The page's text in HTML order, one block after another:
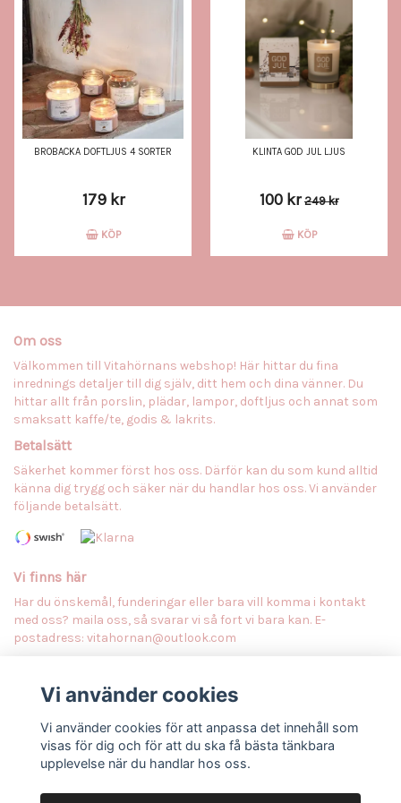
BROBACKA DOFTLJUS 4 SORTER
179 kr
KÖP
KLINTA GOD JUL LJUS
100 kr249 kr
KÖP
Om oss
Välkommen till Vitahörnans webshop! Här hittar du fina
inrednings detaljer till dig själv, ditt hem och dina vänner. Du
hittar allt från porslin, plädar, lampor, doftljus och annat som
smaksatt kaffe/te, godis & lakrits.
Betalsätt
Säkerhet kommer först hos oss. Därför kan du som kund alltid
känna dig trygg och säker när du handlar hos oss. Vi använder
följande betalsätt.
Vi finns här
Har du önskemål, funderingar eller bara vill komma i kontakt
med oss? maila oss, så svarar vi så fort vi bara kan. E-
postadress: vitahornan@outlook.com
Anmäl dig till vårt nyhetsbrev
Prenumerera
Vi använder cookies
Vi använder cookies för att anpassa det innehåll som
visas för dig och för att du ska få bästa tänkbara
upplevelse när du handlar hos oss.